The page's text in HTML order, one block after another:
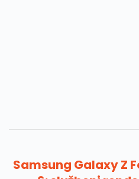
Samsung Galaxy Z